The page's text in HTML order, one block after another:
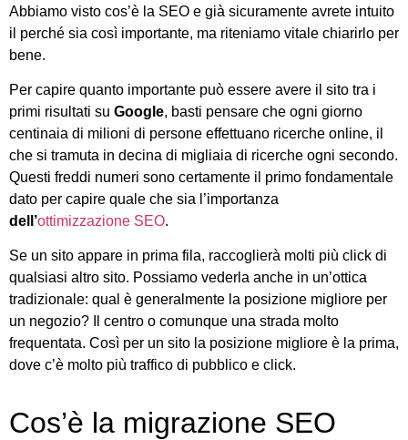
Abbiamo visto cos’è la SEO e già sicuramente avrete intuito
il perché sia così importante, ma riteniamo vitale chiarirlo per
bene.
Per capire quanto importante può essere avere il sito tra i
primi risultati su Google, basti pensare che ogni giorno
centinaia di milioni di persone effettuano ricerche online, il
che si tramuta in decina di migliaia di ricerche ogni secondo.
Questi freddi numeri sono certamente il primo fondamentale
dato per capire quale che sia l’importanza
dell’ottimizzazione SEO.
Se un sito appare in prima fila, raccoglierà molti più click di
qualsiasi altro sito. Possiamo vederla anche in un’ottica
tradizionale: qual è generalmente la posizione migliore per
un negozio? Il centro o comunque una strada molto
frequentata. Così per un sito la posizione migliore è la prima,
dove c’è molto più traffico di pubblico e click.
Cos’è la migrazione SEO